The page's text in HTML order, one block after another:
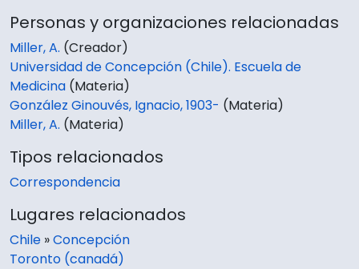
Personas y organizaciones relacionadas
Miller, A. (Creador)
Universidad de Concepción (Chile). Escuela de
Medicina (Materia)
González Ginouvés, Ignacio, 1903- (Materia)
Miller, A. (Materia)
Tipos relacionados
Correspondencia
Lugares relacionados
Chile »Concepción
Toronto (canadá)